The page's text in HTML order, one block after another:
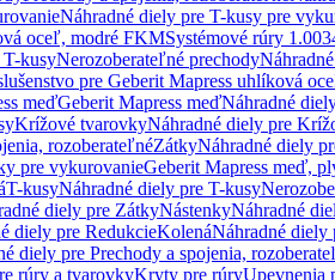
Náhradné diely pre T-kusy pre
oceľ, modré FKMSystémové rúry
T-kusyNerozoberateľné prechody
pre Geberit Mapress uhlíková
meďGeberit Mapress meďNáhradné
Krížové tvarovkyNáhradné diely pre
rozoberateľnéZátkyNáhradné diely
pre vykurovanieGeberit Mapress meď,
T-kusyNáhradné diely pre T-kusy
diely pre ZátkyNástenkyNáhradné
diely pre RedukcieKolenáNáhradné diely
diely pre Prechody a spojenia,
rúry a tvarovkyKryty pre rúryUpevnenia